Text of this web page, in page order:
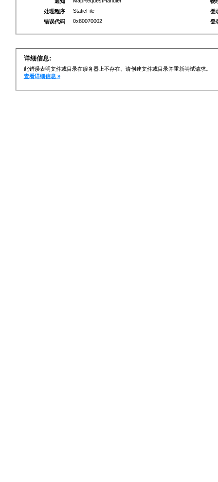
处理程序
StaticFile
错误代码
0x80070002
登
登
详细信息:
此错误表明文件或目录在服务器上不存在。请创建文件或目录并重新尝试请求。
查看详细信息 »